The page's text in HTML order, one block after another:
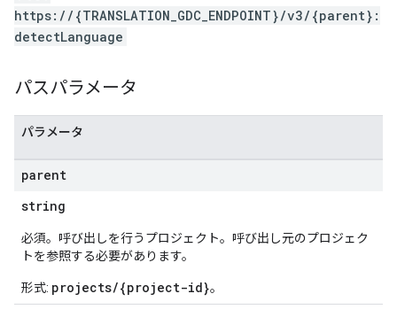
https://{TRANSLATION_GDC_ENDPOINT}/v3/{parent}:
detectLanguage
パスパラメータ
パラメータ
parent
string
必須。呼び出しを行うプロジェクト。呼び出し元のプロジェク
トを参照する必要があります。
形式: projects/{project-id}。